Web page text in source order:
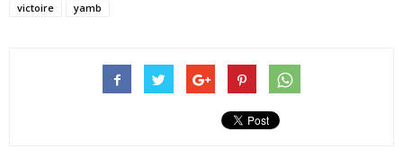
victoire
yamb